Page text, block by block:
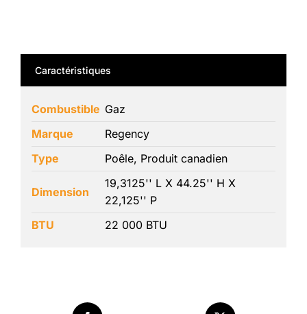
Caractéristiques
Combustible Gaz
Marque
Regency
Type
Poêle, Produit canadien
Dimension
19,3125'' L X 44.25'' H X
22,125'' P
BTU
22 000 BTU